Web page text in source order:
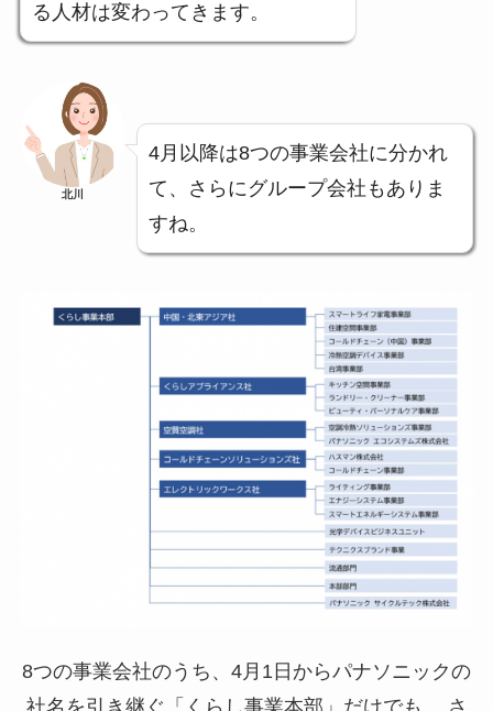
る人材は変わってきます。
北川
4月以降は8つの事業会社に分かれ
て、さらにグループ会社もありま
すね。
8つの事業会社のうち、4月1日からパナソニックの